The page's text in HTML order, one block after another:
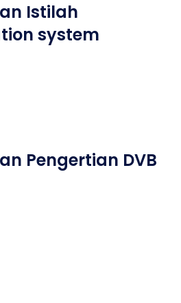
Istilah
system
Pengertian DVB